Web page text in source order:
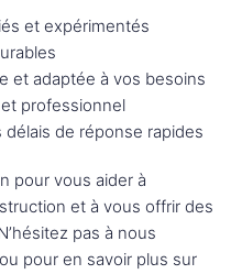
et expérimentés
et adaptée à vos besoins
professionnel
de réponse rapides
pour vous aider à
et à vous offrir des
pas à nous
pour en savoir plus sur